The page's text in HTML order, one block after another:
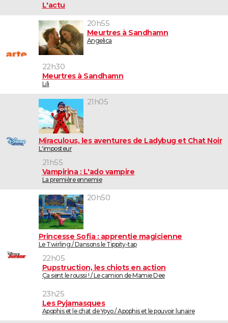
L'actu
20h55
Meurtres à Sandhamn
Angelica
22h30
Meurtres à Sandhamn
Lili
21h05
Miraculous, les aventures de Ladybug et Chat Noir
L'imposteur
21h55
Vampirina : L'ado vampire
La première ennemie
20h50
Princesse Sofia : apprentie magicienne
Le Twirling / Dansons le Tippity-tap
22h05
Pupstruction, les chiots en action
Ça sent le roussi ! / Le camion de Mamie Dee
23h25
Les Pyjamasques
Apophis et le chat de Yoyo / Apophis et le pouvoir lunaire